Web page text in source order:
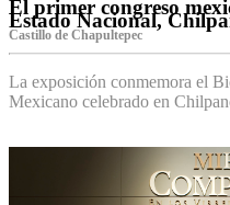
El primer congreso
Estado Nacional,
Castillo de Chapultepec
La exposición conmemora el
Mexicano celebrado en